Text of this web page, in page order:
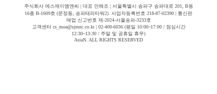
주식회사 에스제이엠엔씨 | 대표 안해조 | 서울특별시 송파구 송파대로 201, B동
16층 B-1609호 (문정동, 송파테라타워2) 사업자등록번호 218-87-02390 | 통신판
매업 신고번호 제-2024-서울송파-3233호
고객센터 cs_moa@sjmnc.co.kr | 02-400-6036 (평일 10:00~17:00 / 점심시간
12:30~13:30 / 주말 및 공휴일 휴무)
AsiaN. ALL RIGHTS RESERVED